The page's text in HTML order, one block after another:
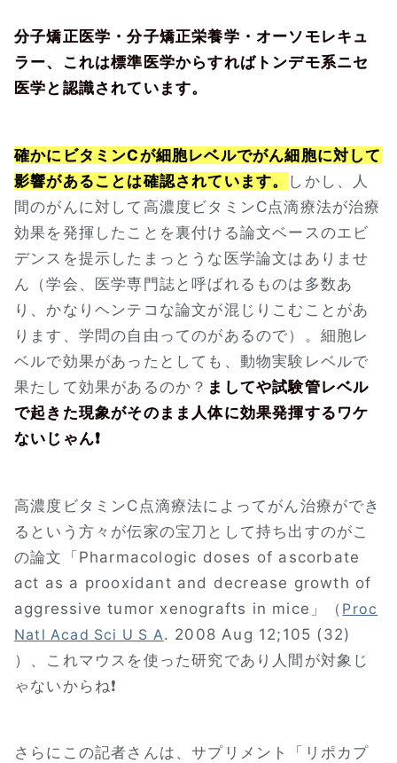
分子矯正医学・分子矯正栄養学・オーソモレキュ
ラー、これは標準医学からすればトンデモ系ニセ
医学と認識されています。
確かにビタミンCが細胞レベルでがん細胞に対して
影響があることは確認されています。
しかし、人
間のがんに対して高濃度ビタミンC点滴療法が治療
効果を発揮したことを裏付ける論文ベースのエビ
デンスを提示したまっとうな医学論文はありませ
ん（学会、医学専門誌と呼ばれるものは多数あ
り、かなりヘンテコな論文が混じりこむことがあ
ります、学問の自由ってのがあるので）。細胞レ
ベルで効果があったとしても、動物実験レベルで
果たして効果があるのか？ ましてや試験管レベル
で起きた現象がそのまま人体に効果発揮するワケ
ないじゃん❗
高濃度ビタミンC点滴療法によってがん治療ができ
るという方々が伝家の宝刀として持ち出すのがこ
の論文「Pharmacologic doses of ascorbate
act as a prooxidant and decrease growth of
aggressive tumor xenografts in mice」（ Proc
Natl Acad Sci U S A. 2008 Aug 12;105 (32)
）、これマウスを使った研究であり人間が対象じ
ゃないからね❗
さらにこの記者さんは、サプリメント「リポカプ